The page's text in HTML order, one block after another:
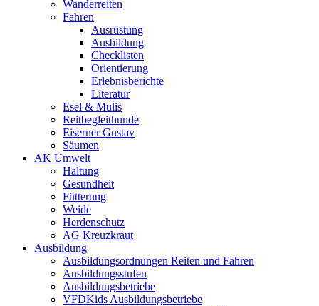
Wanderreiten
Fahren
Ausrüstung
Ausbildung
Checklisten
Orientierung
Erlebnisberichte
Literatur
Esel & Mulis
Reitbegleithunde
Eiserner Gustav
Säumen
AK Umwelt
Haltung
Gesundheit
Fütterung
Weide
Herdenschutz
AG Kreuzkraut
Ausbildung
Ausbildungsordnungen Reiten und Fahren
Ausbildungsstufen
Ausbildungsbetriebe
VFDKids Ausbildungsbetriebe